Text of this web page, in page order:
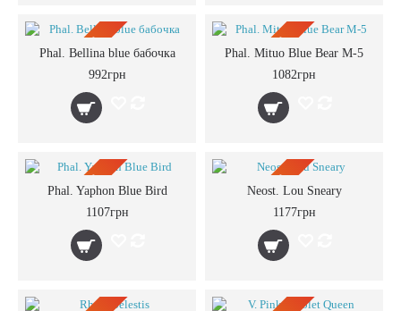
ПРЕДЗАКАЗ
Phal. Bellina blue бабочка
992грн
ПРЕДЗАКАЗ
Phal. Mituo Blue Bear M-5
1082грн
ПРЕДЗАКАЗ
Phal. Yaphon Blue Bird
1107грн
ПРЕДЗАКАЗ
Neost. Lou Sneary
1177грн